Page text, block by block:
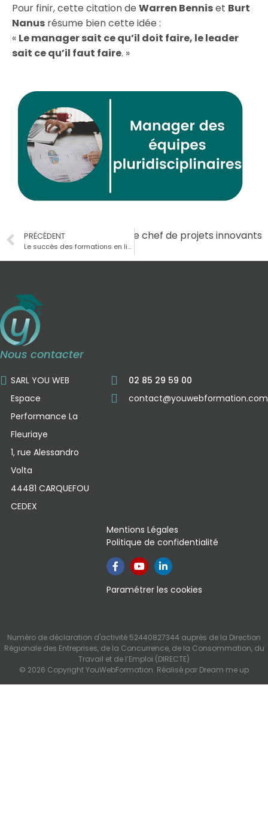
Pour finir, cette citation de Warren Benniset Burt
Nanus résume bien cette idée :
« Le manager sait ce qu’il doit faire, le leader
sait ce qu’il faut faire. »
PRÉCÉDENT
Le succès des formations en ligne
Suivant Le métier de chef de projets innovants
Nous contacter
SARL YOU WEB
Espace
Performance La
Fleuriaye
1, rue Alessandro
Volta
44481 CARQUEFOU
CEDEX
02 85 29 59 00
contact@youwebformation.com
Mentions Légales
Politique de confidentialité
Paramétrer les cookies
Numéro de déclaration d'activité 52440827344 auprès de la Direction
Régionale des Entreprises, de la Concurrence, de la Consommation, du
Travail et de l’Emploi (DIRECTE)
© 2026 Copyright YouWebFormation. Réalisé par Dream me up